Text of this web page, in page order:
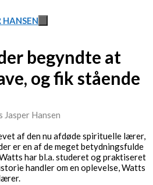
begyndte at
og fik stående
Jasper Hansen
af den nu afdøde spirituelle lærer,
er en af de meget betydningsfulde
har bl.a. studeret og praktiseret
handler om en oplevelse, Watts